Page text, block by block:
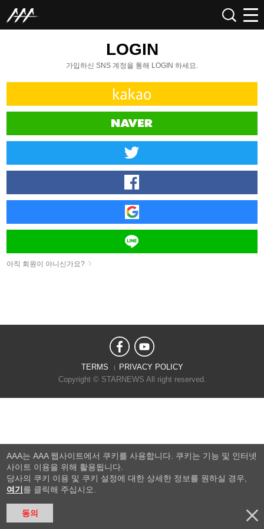
LOGIN
가입하신 SNS 계정을 통해 LOGIN 하세요.
아직 회원이 아니신가요?
TERMS
PRIVACY POLICY
Copyright © STARNEWS All right reserved.
AAA는 AAA 웹사이트에서 쿠키를 사용합니다. 쿠키는 기능 및 인터넷
사이트 이용을 위해 활용됩니다.
당사의 쿠키 이용 및 쿠키 설정에 대한 상세한 정보를 원하실 경우,
여기 를 클릭해 주십시오.
동의